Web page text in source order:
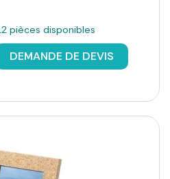
pièces disponibles
DEMANDE DE DEVIS